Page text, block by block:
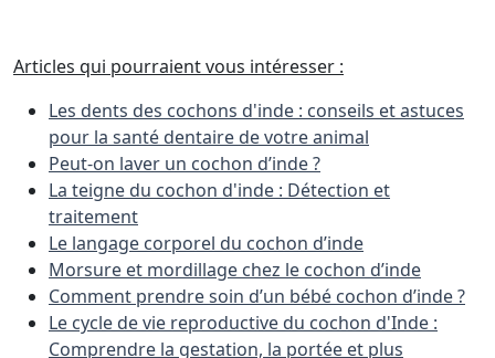
Articles qui pourraient vous intéresser :
Les dents des cochons d'inde : conseils et astuces
pour la santé dentaire de votre animal
Peut-on laver un cochon d’inde ?
La teigne du cochon d'inde : Détection et
traitement
Le langage corporel du cochon d’inde
Morsure et mordillage chez le cochon d’inde
Comment prendre soin d’un bébé cochon d’inde ?
Le cycle de vie reproductive du cochon d'Inde :
Comprendre la gestation, la portée et plus